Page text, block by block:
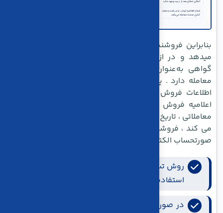
بنابراین فروشنده، کالا را به انبار مورد تایید بورس تحویل
میدهد و در ازای آن گواهی سپرده دریافت می‌کند. این
گواهی به‌عنوان یک ابزار مالی است و در بورس قابلیت
معامله دارد . پس از انجام معامله و خرید گواهی سپرده،
اطلاعات فروش در سیستم بورس ثبت می شود ، بورس
اعلامیه فروش صادر می‌کندو اطلاعاتی نظیر ( شماره نماد
معاملاتی ، تاریخ انجام معامله ، قیمت و مقدار معامله ) را ثبت
می کند ، فروشنده نیز موظف است این اطلاعات را در قالب
صورتحساب الکترونیکی به سامانه مودیان انتقال دهد.
روش تسویه در الگوی بورس نقدی است و
استفاده از روش های اقساطی غیر مجاز است.
در صورتحساب های الكترونيكی با الگوی بورس